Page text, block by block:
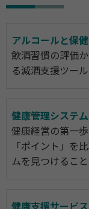
アルコールと保
飲酒習慣の評価
る減酒支援ツー
健康管理システム
健康経営の第一
「ポイント」を
ムを見つけること